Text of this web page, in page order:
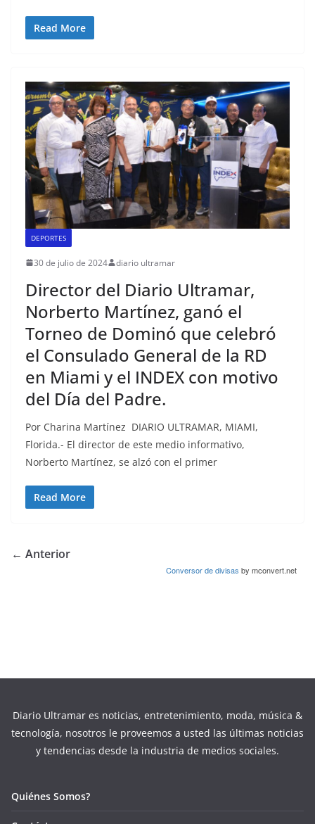
Read More
DEPORTES
30 de julio de 2024 diario ultramar
Director del Diario Ultramar,
Norberto Martínez, ganó el
Torneo de Dominó que celebró
el Consulado General de la RD
en Miami y el INDEX con motivo
del Día del Padre.
Por Charina Martínez DIARIO ULTRAMAR, MIAMI,
Florida.- El director de este medio informativo,
Norberto Martínez, se alzó con el primer
Read More
← Anterior
Conversor de divisas by mconvert.net
Diario Ultramar es noticias, entretenimiento, moda, música &
tecnología, nosotros le proveemos a usted las últimas noticias
y tendencias desde la industria de medios sociales.
Quiénes Somos?